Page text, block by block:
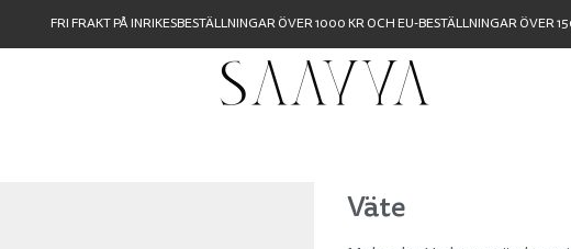
FRI FRAKT PÅ INRIKESBESTÄLLNINGAR ÖVER 1000 KR OCH EU-BESTÄLLNINGAR ÖVER
Väte